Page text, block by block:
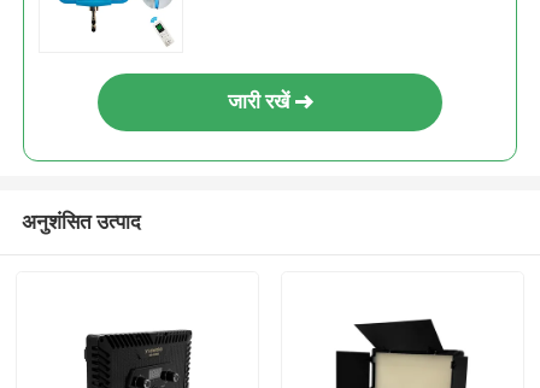
जारी रखें
अनुशंसित उत्पाद